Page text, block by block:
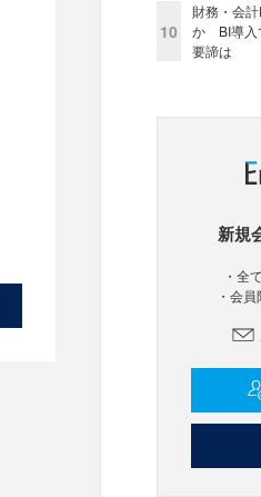
10
財務・会
か BI導入
要諦は
新規
・全
・会